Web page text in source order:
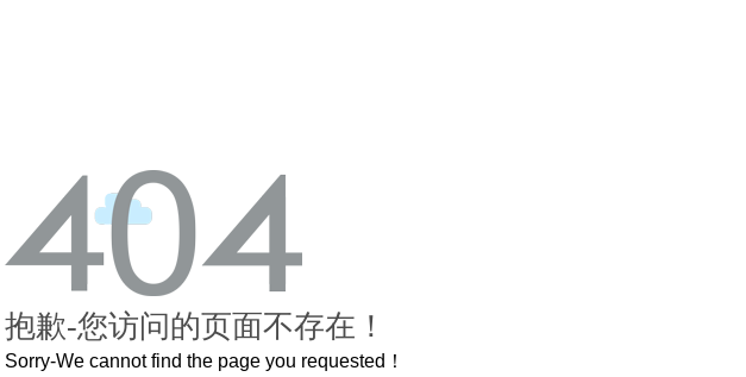
抱歉-您访问的页面不存在！
Sorry-We cannot find the page you requested！